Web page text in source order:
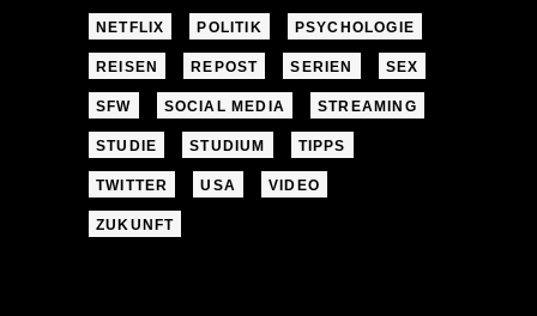
NETFLIX POLITIK PSYCHOLOGIE
REISEN REPOST SERIEN SEX
SFW SOCIAL MEDIA STREAMING
STUDIE STUDIUM TIPPS
TWITTER USA VIDEO
ZUKUNFT